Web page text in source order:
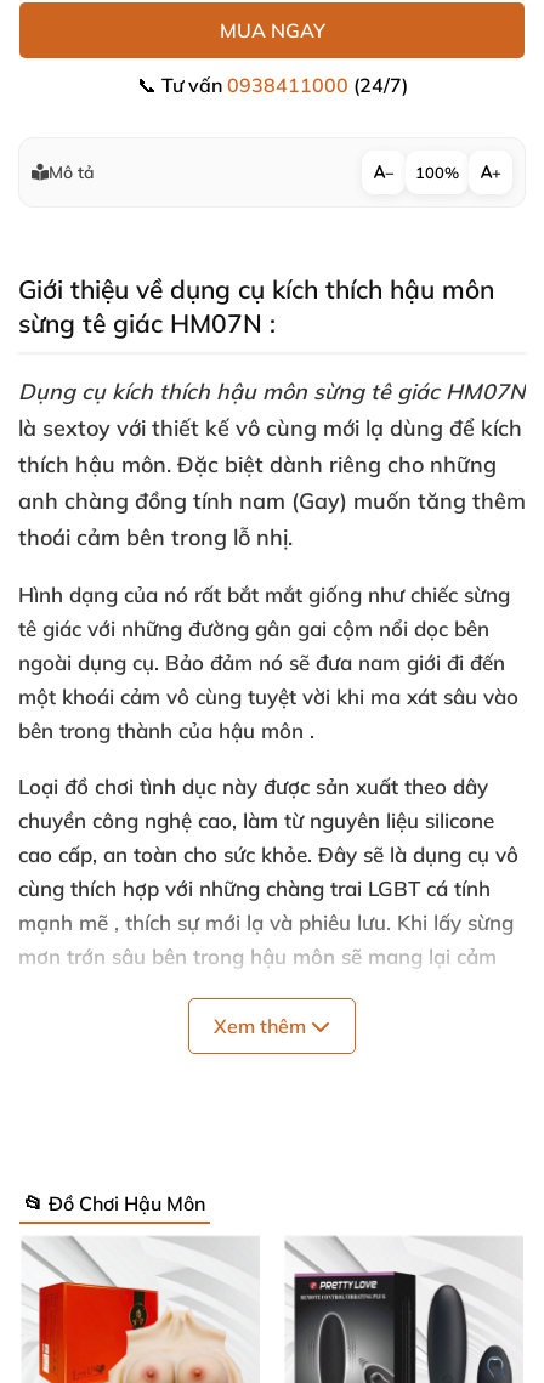
MUA NGAY
📞 Tư vấn 0938411000 (24/7)
Mô tả − 100% +
Giới thiệu về dụng cụ kích thích hậu môn
sừng tê giác HM07N :
Dụng cụ kích thích hậu môn sừng tê giác HM07N
là sextoy với thiết kế vô cùng mới lạ dùng để kích
thích hậu môn. Đặc biệt dành riêng cho những
anh chàng đồng tính nam (Gay) muốn tăng thêm
thoái cảm bên trong lỗ nhị.
Hình dạng của nó rất bắt mắt giống như chiếc sừng
tê giác với những đường gân gai cộm nổi dọc bên
ngoài dụng cụ. Bảo đảm nó sẽ đưa nam giới đi đến
một khoái cảm vô cùng tuyệt vời khi ma xát sâu vào
bên trong thành của hậu môn .
Loại đồ chơi tình dục này được sản xuất theo dây
chuyền công nghệ cao, làm từ nguyên liệu silicone
cao cấp, an toàn cho sức khỏe. Đây sẽ là dụng cụ vô
cùng thích hợp với những chàng trai LGBT cá tính
mạnh mẽ , thích sự mới lạ và phiêu lưu. Khi lấy sừng
mơn trớn sâu bên trong hậu môn sẽ mang lại cảm
không bao giờ muốn dừng lại.
Mã sản phẩm: HM07N.
Thể loại: Đồ chơi đồng tính , kích thích hậu môn,các
chàng trai LGBT .
Tính năng: Mát xa kích thích hậu môn
, giải tỏa sinh
Xem thêm
📂 Đồ Chơi Hậu Môn